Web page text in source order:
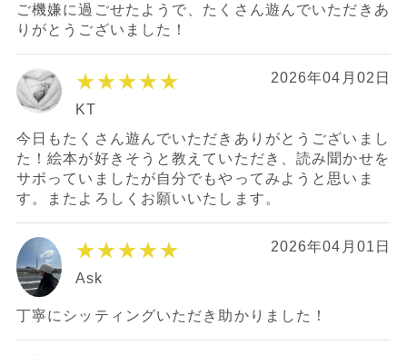
ご機嫌に過ごせたようで、たくさん遊んでいただきあ
りがとうございました！
★★★★★ 2026年04月02日
KT
今日もたくさん遊んでいただきありがとうございまし
た！絵本が好きそうと教えていただき、読み聞かせを
サボっていましたが自分でもやってみようと思いま
す。またよろしくお願いいたします。
★★★★★ 2026年04月01日
Ask
丁寧にシッティングいただき助かりました！